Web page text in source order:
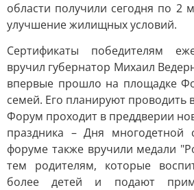
области получили сегодня по 2
улучшение жилищных условий.
Сертификаты победителям
вручил губернатор Михаил
впервые прошло на площадке
семей. Его планируют проводить
Форум проходит в преддверии
праздника – Дня
форуме также вручили медали
тем родителям, которые
более детей и подают